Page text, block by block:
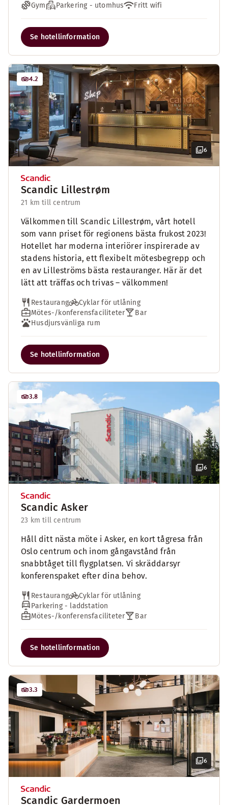
Gym
Parkering - utomhus Fritt wifi
Se hotellinformation
6
4.2
Scandic Lillestrøm
21 km till centrum
Välkommen till Scandic Lillestrøm, vårt hotell
som vann priset för regionens bästa frukost 2023!
Hotellet har moderna interiörer inspirerade av
stadens historia, ett flexibelt mötesbegrepp och
en av Lilleströms bästa restauranger. Här är det
lätt att träffas och trivas – välkommen!
Restaurang
Cyklar för utlåning
Mötes-/konferensfaciliteter
Bar
Husdjursvänliga rum
Se hotellinformation
6
3.8
Scandic Asker
23 km till centrum
Håll ditt nästa möte i Asker, en kort tågresa från
Oslo centrum och inom gångavstånd från
snabbtåget till flygplatsen. Vi skräddarsyr
konferenspaket efter dina behov.
Restaurang
Cyklar för utlåning
Parkering - laddstation
Mötes-/konferensfaciliteter
Bar
Se hotellinformation
6
3.3
Scandic Gardermoen